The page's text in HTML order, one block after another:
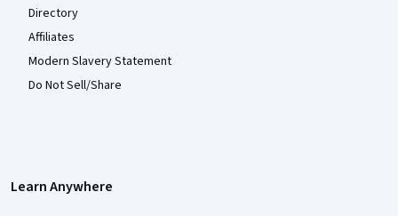
Directory
Affiliates
Modern Slavery Statement
Do Not Sell/Share
Learn Anywhere